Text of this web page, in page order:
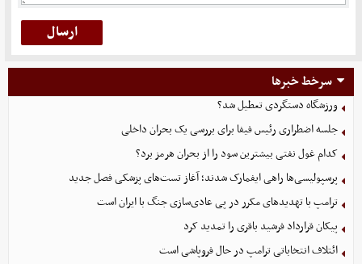
سرخط خبرها
ورزشگاه دستگردی تعطیل شد؟
جلسه اضطراری رئیس فیفا برای بررسی یک بحران داخلی
کدام غول نفتی بیشترین سود را از بحران هرمز برد؟
پرسپولیسی‌ها راهی ایفمارک شدند؛ آغاز تست‌های پزشکی فصل جدید
ترامپ با تهدیدهای مکرر در پی عادی‌سازی جنگ با ایران است
پیکان قرارداد فرشید باقری را تمدید کرد
ائتلاف انتخاباتی ترامپ در حال فروپاشی است